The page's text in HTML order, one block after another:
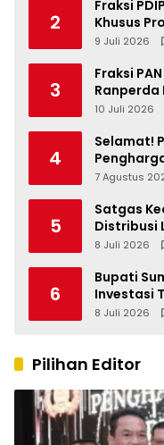
2
Fraksi
Khusus
9 Juli 2026
3
Fraksi
Ranperda
2025,
10 Juli 2026
4
Selamat!
Kapolri
7 Agustus
5
Satgas
Distribusi
8 Juli 2026
6
Bupati
Investasi
8 Juli 2026
Pilihan Editor